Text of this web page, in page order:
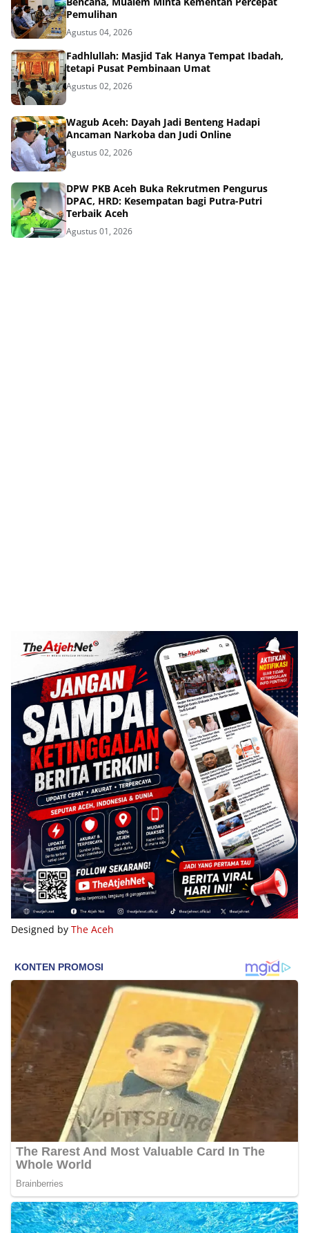
Pemulihan
Agustus 04, 2026
Fadhlullah: Masjid Tak Hanya Tempat Ibadah,
tetapi Pusat Pembinaan Umat
Agustus 02, 2026
Wagub Aceh: Dayah Jadi Benteng Hadapi
Ancaman Narkoba dan Judi Online
Agustus 02, 2026
DPW PKB Aceh Buka Rekrutmen Pengurus
DPAC, HRD: Kesempatan bagi Putra-Putri
Terbaik Aceh
Agustus 01, 2026
Designed by The Aceh